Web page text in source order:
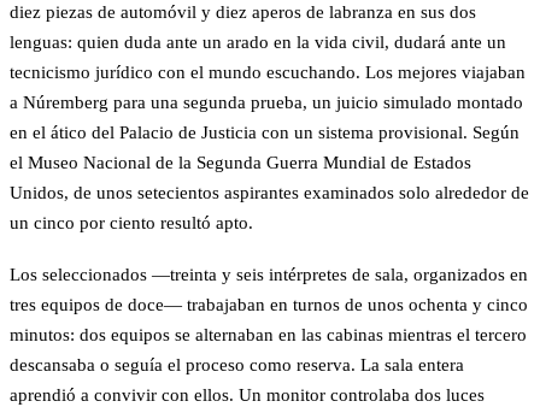
diez piezas de automóvil y diez aperos de labranza en sus dos
lenguas: quien duda ante un arado en la vida civil, dudará ante un
tecnicismo jurídico con el mundo escuchando. Los mejores viajaban
a Núremberg para una segunda prueba, un juicio simulado montado
en el ático del Palacio de Justicia con un sistema provisional. Según
el Museo Nacional de la Segunda Guerra Mundial de Estados
Unidos, de unos setecientos aspirantes examinados solo alrededor de
un cinco por ciento resultó apto.
Los seleccionados —treinta y seis intérpretes de sala, organizados en
tres equipos de doce— trabajaban en turnos de unos ochenta y cinco
minutos: dos equipos se alternaban en las cabinas mientras el tercero
descansaba o seguía el proceso como reserva. La sala entera
aprendió a convivir con ellos. Un monitor controlaba dos luces